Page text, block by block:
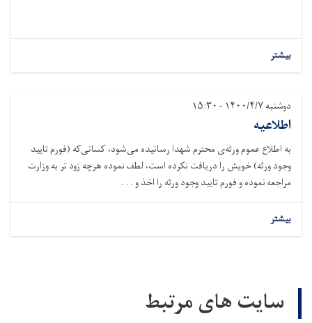
بیشتر
دوشنبه ۱۴۰۰/۴/۷ - ۱۵:۳۰
اطلاعیه
به اطلاع عموم ورثه‌ی محترم شهدا رسانیده می‌شود، کسانی‌که (فورم تایید
وجود ورثه) خویش را دریافت نکرده است، لطف نموده هرچه زود تر به وزارت
مراجعه نموده و فورم تایید وجود ورثه را اخذ و . . .
بیشتر
سایت های مرتبط